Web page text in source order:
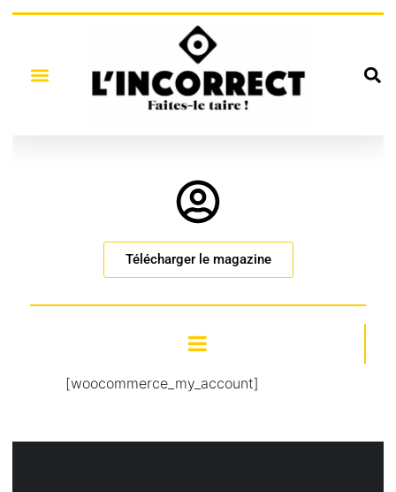
Télécharger le magazine
[woocommerce_my_account]